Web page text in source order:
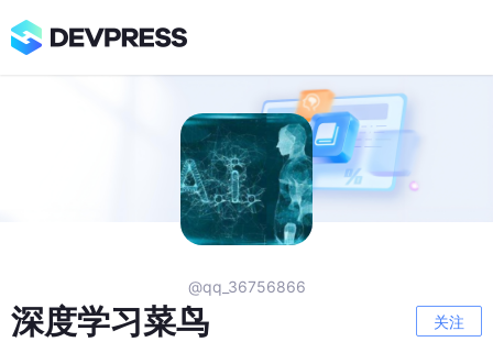
@qq_36756866
深度学习菜鸟 关注